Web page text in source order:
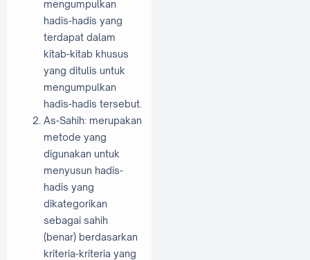
mengumpulkan
hadis-hadis yang
terdapat dalam
kitab-kitab khusus
yang ditulis untuk
mengumpulkan
hadis-hadis tersebut.
As-Sahih: merupakan
metode yang
digunakan untuk
menyusun hadis-
hadis yang
dikategorikan
sebagai sahih
(benar) berdasarkan
kriteria-kriteria yang